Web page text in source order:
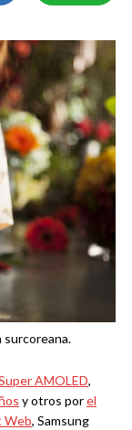
surcoreana.
AMOLED,
y otros porel
Web, Samsung